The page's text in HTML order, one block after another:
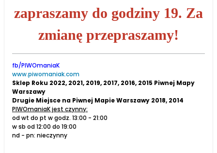
zapraszamy do godziny 19. Za
zmianę przepraszamy!
fb/PIWOmaniaK
www.piwomaniak.com
Sklep Roku 2022, 2021, 2019, 2017, 2016, 2015 Piwnej Mapy
Warszawy
Drugie Miejsce na Piwnej Mapie Warszawy 2018, 2014
PIWOmaniaK jest czynny:
od wt do pt w godz. 13:00 - 21:00
w sb od 12:00 do 19:00
nd - pn: nieczynny